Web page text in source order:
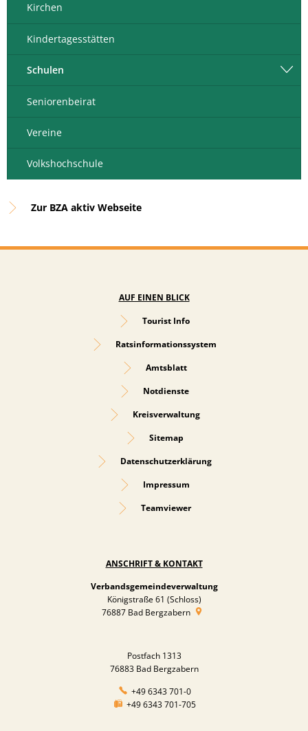
Kirchen
Kindertagesstätten
Schulen
Seniorenbeirat
Vereine
Volkshochschule
Zur BZA aktiv Webseite
AUF EINEN BLICK
Tourist Info
Ratsinformationssystem
Amtsblatt
Notdienste
Kreisverwaltung
Sitemap
Datenschutzerklärung
Impressum
Teamviewer
ANSCHRIFT & KONTAKT
Verbandsgemeindeverwaltung
Königstraße 61 (Schloss)
76887 Bad Bergzabern
Postfach 1313
76883 Bad Bergzabern
+49 6343 701-0
+49 6343 701-705